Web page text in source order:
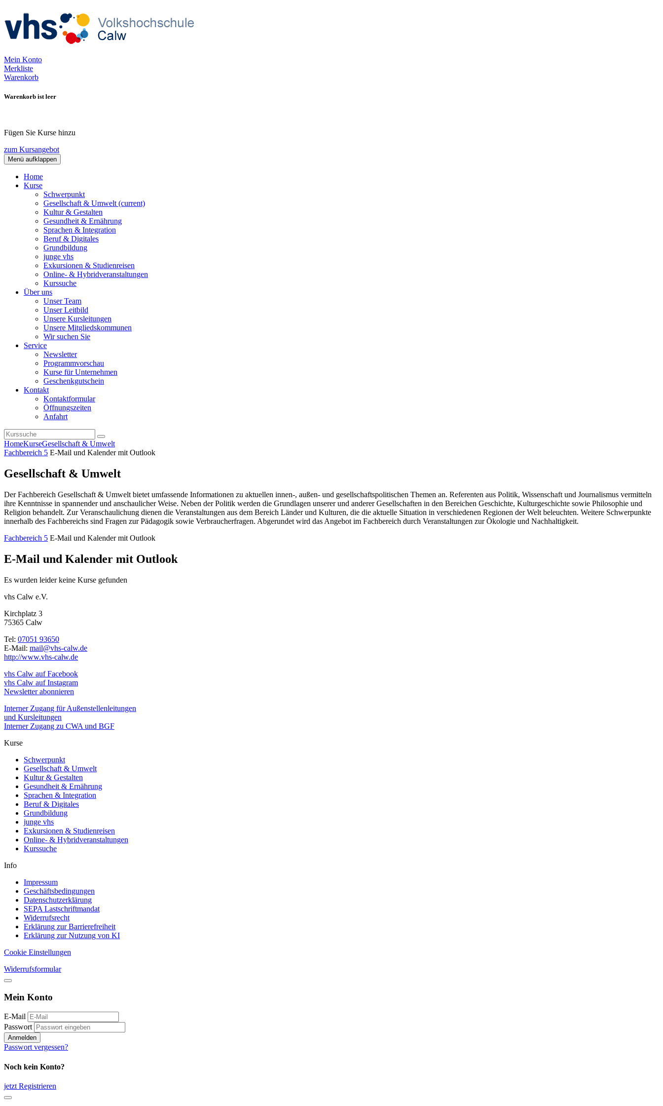
Mein Konto
Merkliste
Warenkorb
Warenkorb ist leer
Fügen Sie Kurse hinzu
zum Kursangebot
Menü aufklappen
Home
Kurse
Schwerpunkt
Gesellschaft & Umwelt (current)
Kultur & Gestalten
Gesundheit & Ernährung
Sprachen & Integration
Beruf & Digitales
Grundbildung
junge vhs
Exkursionen & Studienreisen
Online- & Hybridveranstaltungen
Kurssuche
Über uns
Unser Team
Unser Leitbild
Unsere Kursleitungen
Unsere Mitgliedskommunen
Wir suchen Sie
Service
Newsletter
Programmvorschau
Kurse für Unternehmen
Geschenkgutschein
Kontakt
Kontaktformular
Öffnungszeiten
Anfahrt
HomeKurseGesellschaft & Umwelt
Fachbereich 5 E-Mail und Kalender mit Outlook
Gesellschaft & Umwelt
Der Fachbereich Gesellschaft & Umwelt bietet umfassende Informationen zu aktuellen innen-, außen- und gesellschaftspolitischen Themen an. Referenten aus Politik, Wissenschaft und Journalismus vermitteln
ihre Kenntnisse in spannender und anschaulicher Weise. Neben der Politik werden die Grundlagen unserer und anderer Gesellschaften in den Bereichen Geschichte, Kulturgeschichte sowie Philosophie und
Religion behandelt. Zur Veranschaulichung dienen die Veranstaltungen aus dem Bereich Länder und Kulturen, die die aktuelle Situation in verschiedenen Regionen der Welt beleuchten. Weitere Schwerpunkte
innerhalb des Fachbereichs sind Fragen zur Pädagogik sowie Verbraucherfragen. Abgerundet wird das Angebot im Fachbereich durch Veranstaltungen zur Ökologie und Nachhaltigkeit.
Fachbereich 5 E-Mail und Kalender mit Outlook
E-Mail und Kalender mit Outlook
Es wurden leider keine Kurse gefunden
vhs Calw e.V.
Kirchplatz 3
75365 Calw
Tel: 07051 93650
E-Mail: mail@vhs-calw.de
http://www.vhs-calw.de
vhs Calw auf Facebook
vhs Calw auf Instagram
Newsletter abonnieren
Interner Zugang für Außenstellenleitungen
und Kursleitungen
Interner Zugang zu CWA und BGF
Kurse
Schwerpunkt
Gesellschaft & Umwelt
Kultur & Gestalten
Gesundheit & Ernährung
Sprachen & Integration
Beruf & Digitales
Grundbildung
junge vhs
Exkursionen & Studienreisen
Online- & Hybridveranstaltungen
Kurssuche
Info
Impressum
Geschäftsbedingungen
Datenschutzerklärung
SEPA Lastschriftmandat
Widerrufsrecht
Erklärung zur Barrierefreiheit
Erklärung zur Nutzung von KI
Cookie Einstellungen
Widerrufsformular
Mein Konto
E-Mail
Passwort
Anmelden
Passwort vergessen?
Noch kein Konto?
jetzt Registrieren